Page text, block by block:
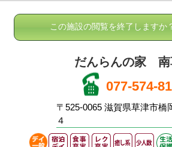
この施設の閲覧を終了しますか
だんらんの家 南
077-574-
〒525-0065 滋賀県草津市橋
４